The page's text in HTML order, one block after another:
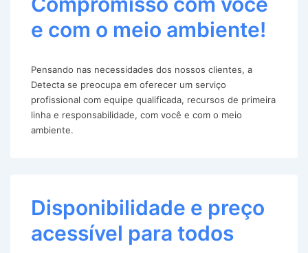
e com o meio ambiente!
Pensando nas necessidades dos nossos clientes, a
Detecta se preocupa em oferecer um serviço
profissional com equipe qualificada, recursos de primeira
linha e responsabilidade, com você e com o meio
ambiente.
Disponibilidade e preço
acessível para todos